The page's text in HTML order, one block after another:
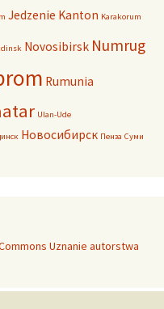
Jedzenie Kanton Karakorum
Novosibirsk Numrug
Rumunia
Ulan-Ude
Новосибирск Пенза Суми
Uznanie autorstwa